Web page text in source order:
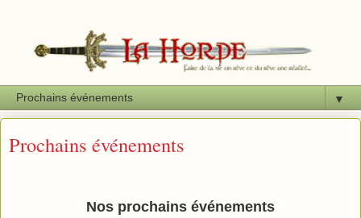
▼
Prochains événements
Nos prochains événements